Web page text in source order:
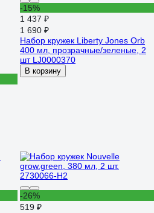
-15%
1 437 ₽
1 690 ₽
Набор кружек Liberty Jones Orb
400 мл, прозрачные/зеленые, 2
шт LJ0000370
В корзину
-26%
519 ₽